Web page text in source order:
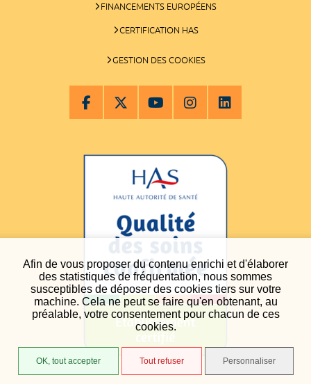
Afin de vous proposer du contenu enrichi et d'élaborer
des statistiques de fréquentation, nous sommes
susceptibles de déposer des cookies tiers sur votre
machine. Cela ne peut se faire qu'en obtenant, au
préalable, votre consentement pour chacun de ces
cookies.
OK, tout accepter Tout refuser Personnaliser
FINANCEMENTS EUROPÉENS
CERTIFICATION HAS
GESTION DES COOKIES